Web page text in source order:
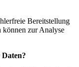
Bereitstellung
können zur Analyse